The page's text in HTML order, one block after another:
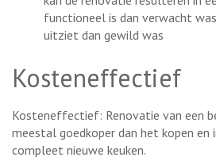
functioneel is dan verwacht
uitziet dan gewild was
Kosteneffectief
Kosteneffectief: Renovatie van een
meestal goedkoper dan het kopen en
compleet nieuwe keuken.